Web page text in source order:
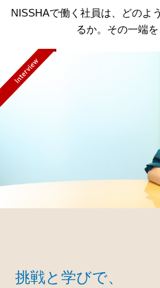
NISSHAで働く社員は、どのよ
るか。 その一端を
挑戦と学びで、